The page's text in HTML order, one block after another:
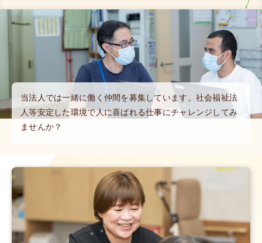
当法人では一緒に働く仲間を募集しています。社会福祉法
人等安定した環境で人に喜ばれる仕事にチャレンジしてみ
ませんか？